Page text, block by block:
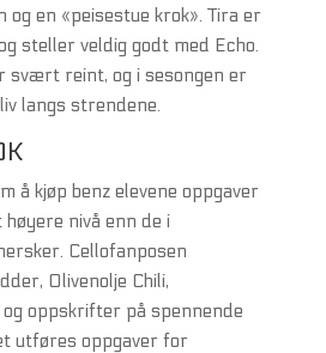
og en «peisestue krok». Tira er
steller veldig godt med Echo.
svært reint, og i sesongen er
langs strendene.
å kjøp benz elevene oppgaver
nivå enn de i
Cellofanposen
Olivenolje Chili,
oppskrifter på spennende
utføres oppgaver for